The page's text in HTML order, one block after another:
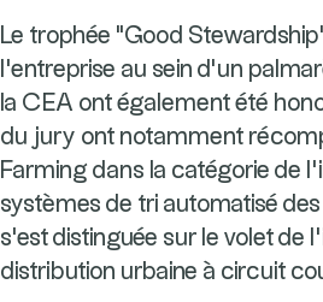
Le trophée "Good
l'entreprise au sein d'un
la CEA ont également été
du jury ont notamment
Farming dans la catégorie de
systèmes de tri automatisé
s'est distinguée sur le volet de
distribution urbaine à circuit